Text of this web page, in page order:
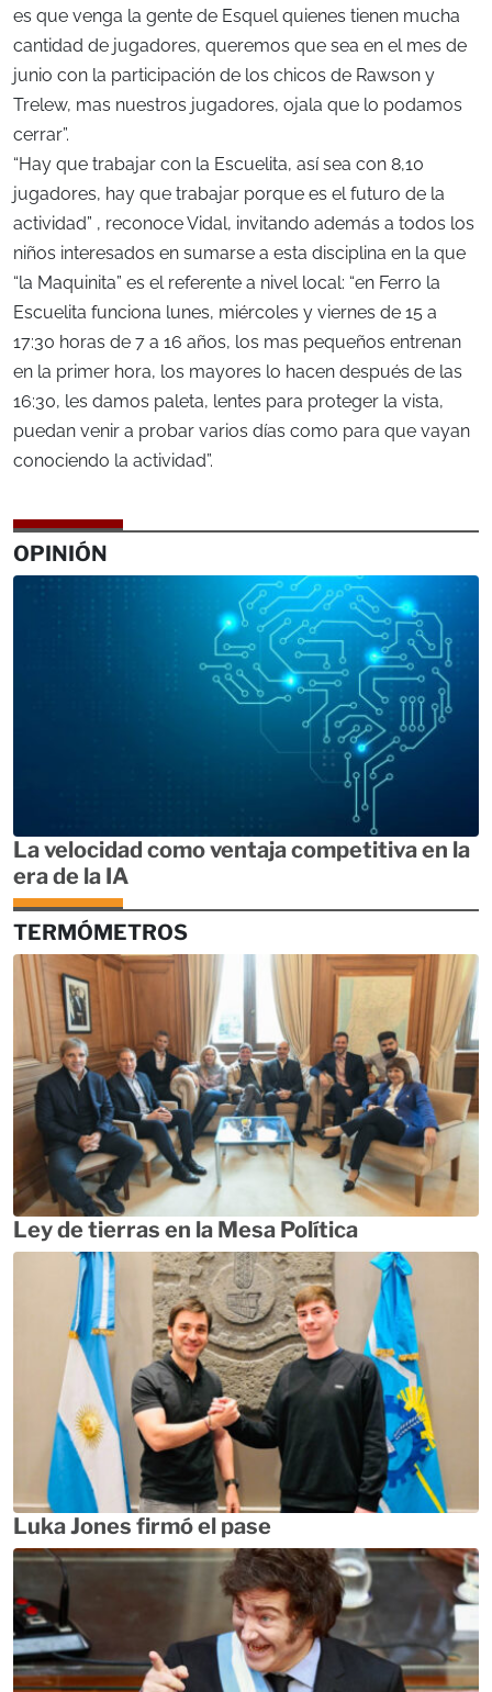
es que venga la gente de Esquel quienes tienen mucha
cantidad de jugadores, queremos que sea en el mes de
junio con la participación de los chicos de Rawson y
Trelew, mas nuestros jugadores, ojala que lo podamos
cerrar”.
“Hay que trabajar con la Escuelita, así sea con 8,10
jugadores, hay que trabajar porque es el futuro de la
actividad” , reconoce Vidal, invitando además a todos los
niños interesados en sumarse a esta disciplina en la que
“la Maquinita” es el referente a nivel local: “en Ferro la
Escuelita funciona lunes, miércoles y viernes de 15 a
17:30 horas de 7 a 16 años, los mas pequeños entrenan
en la primer hora, los mayores lo hacen después de las
16:30, les damos paleta, lentes para proteger la vista,
puedan venir a probar varios días como para que vayan
conociendo la actividad”.
OPINIÓN
La velocidad como ventaja competitiva en la
era de la IA
TERMÓMETROS
Ley de tierras en la Mesa Política
Luka Jones firmó el pase